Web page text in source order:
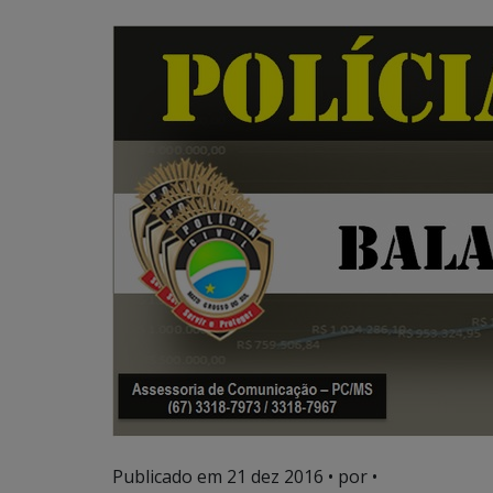
Publicado em 21 dez 2016 • por •